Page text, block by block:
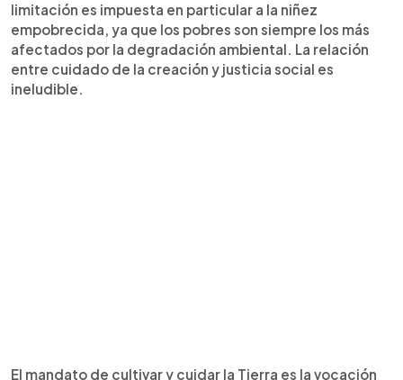
limitación es impuesta en particular a la niñez
empobrecida, ya que los pobres son siempre los más
afectados por la degradación ambiental. La relación
entre cuidado de la creación y justicia social es
ineludible.
El mandato de cultivar y cuidar la Tierra es la vocación